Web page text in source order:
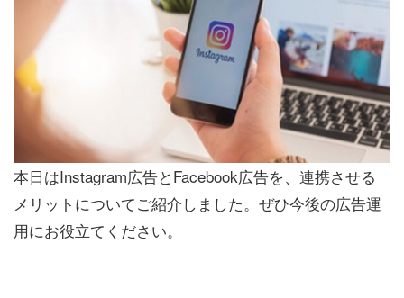
本日はInstagram広告とFacebook広告を、連携させる
メリットについてご紹介しました。ぜひ今後の広告運
用にお役立てください。